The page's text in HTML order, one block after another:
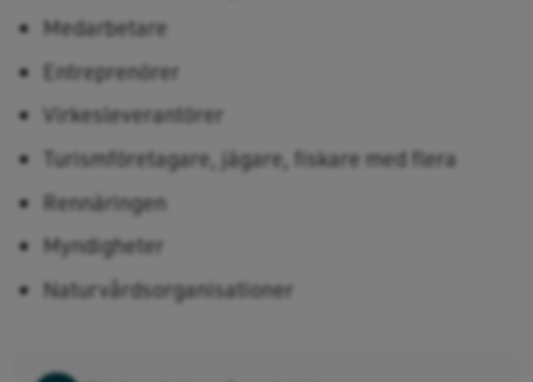
Medarbetare
Entreprenörer
Virkesleverantörer
Turismföretagare, jägare, fiskare med flera
Rennäringen
Myndigheter
Naturvårdsorganisationer